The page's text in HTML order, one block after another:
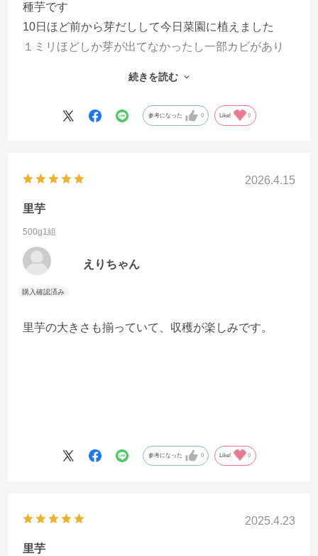
種芋です
10日ほど前から芽だしして今日菜園に植えました
１ミリほどしか芽が出てなかったし一部カビがあり
11月には沢山の芋が付いてます様祈ってます
続きを読む
参考になった 0 Like! 0
2026.4.15
里芋
500g1組
えりちゃん
里芋の大きさも揃っていて、収穫が楽しみです。
参考になった 0 Like! 0
2025.4.23
里芋